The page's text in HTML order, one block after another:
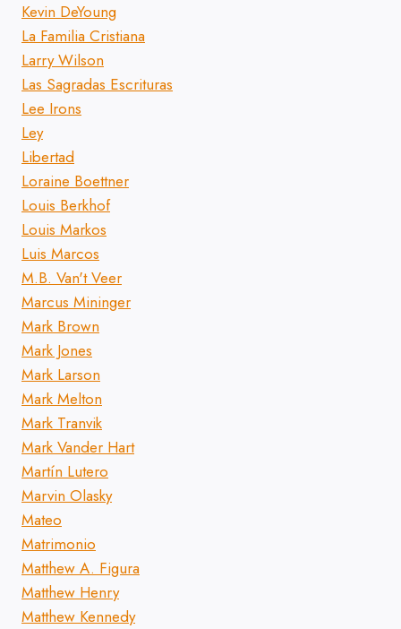
Kevin DeYoung
La Familia Cristiana
Larry Wilson
Las Sagradas Escrituras
Lee Irons
Ley
Libertad
Loraine Boettner
Louis Berkhof
Louis Markos
Luis Marcos
M.B. Van't Veer
Marcus Mininger
Mark Brown
Mark Jones
Mark Larson
Mark Melton
Mark Tranvik
Mark Vander Hart
Martín Lutero
Marvin Olasky
Mateo
Matrimonio
Matthew A. Figura
Matthew Henry
Matthew Kennedy